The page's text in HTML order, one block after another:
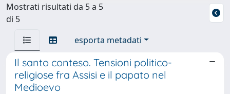
Mostrati risultati da 5 a 5
di 5
esporta metadati
Il santo conteso. Tensioni politico-
religiose fra Assisi e il papato nel
Medioevo